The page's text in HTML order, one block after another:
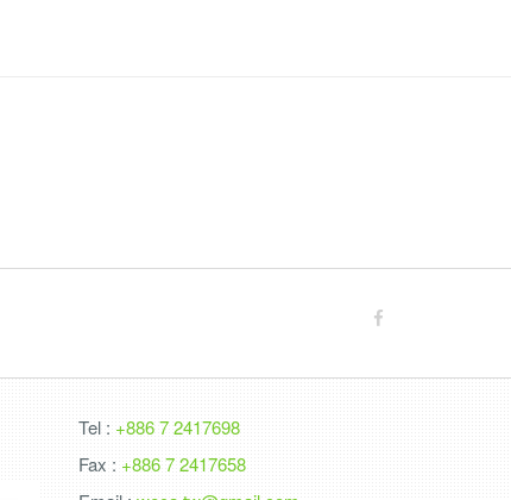
Tel : +886 7 2417698
Fax : +886 7 2417658